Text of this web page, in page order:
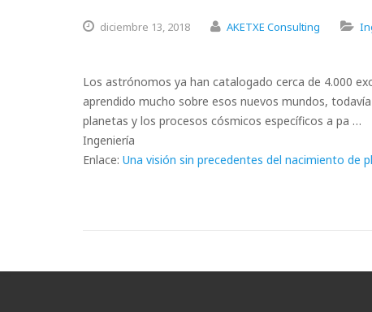
diciembre 13, 2018 AKETXE Consulting
Los astrónomos ya han catalogado cerca de 4.000
aprendido mucho sobre esos nuevos mundos,
planetas y los procesos cósmicos específicos a pa …
Ingeniería
Enlace: Una visión sin precedentes del nacimiento de